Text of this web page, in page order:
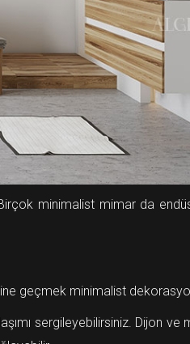
minimalist mimar da
geçmek minimalist
sergileyebilirsiniz. Dijon ve